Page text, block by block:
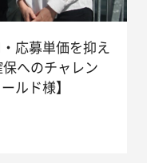
応募単価を抑え
へのチャレン
ルド様】